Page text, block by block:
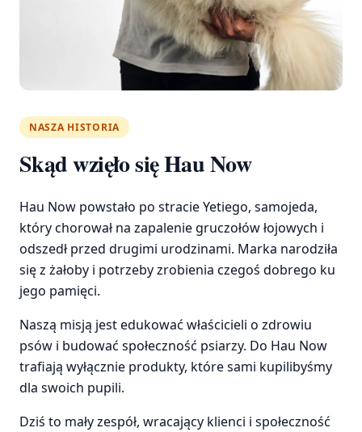
NASZA HISTORIA
Skąd wzięło się Hau Now
Hau Now powstało po stracie Yetiego, samojeda,
który chorował na zapalenie gruczołów łojowych i
odszedł przed drugimi urodzinami. Marka narodziła
się z żałoby i potrzeby zrobienia czegoś dobrego ku
jego pamięci.
Naszą misją jest edukować właścicieli o zdrowiu
psów i budować społeczność psiarzy. Do Hau Now
trafiają wyłącznie produkty, które sami kupilibyśmy
dla swoich pupili.
Dziś to mały zespół, wracający klienci i społeczność